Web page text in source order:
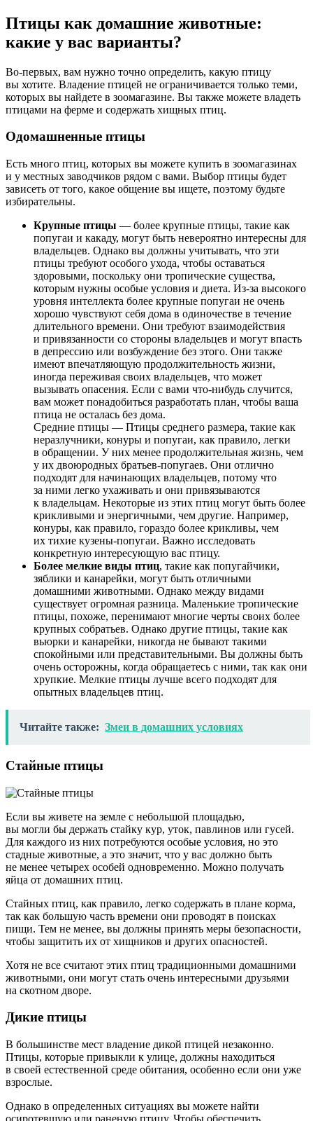
Птицы как домашние животные:
какие у вас варианты?
Во-первых, вам нужно точно определить, какую птицу
вы хотите. Владение птицей не ограничивается только теми,
которых вы найдете в зоомагазине. Вы также можете владеть
птицами на ферме и содержать хищных птиц.
Одомашненные птицы
Есть много птиц, которых вы можете купить в зоомагазинах
и у местных заводчиков рядом с вами. Выбор птицы будет
зависеть от того, какое общение вы ищете, поэтому будьте
избирательны.
Крупные птицы — более крупные птицы, такие как
попугаи и какаду, могут быть невероятно интересны для
владельцев. Однако вы должны учитывать, что эти
птицы требуют особого ухода, чтобы оставаться
здоровыми, поскольку они тропические существа,
которым нужны особые условия и диета. Из-за высокого
уровня интеллекта более крупные попугаи не очень
хорошо чувствуют себя дома в одиночестве в течение
длительного времени. Они требуют взаимодействия
и привязанности со стороны владельцев и могут впасть
в депрессию или возбуждение без этого. Они также
имеют впечатляющую продолжительность жизни,
иногда переживая своих владельцев, что может
вызывать опасения. Если с вами что-нибудь случится,
вам может понадобиться разработать план, чтобы ваша
птица не осталась без дома.
Средние птицы — Птицы среднего размера, такие как
неразлучники, конуры и попугаи, как правило, легки
в обращении. У них менее продолжительная жизнь, чем
у их двоюродных братьев-попугаев. Они отлично
подходят для начинающих владельцев, потому что
за ними легко ухаживать и они привязываются
к владельцам. Некоторые из этих птиц могут быть более
крикливыми и энергичными, чем другие. Например,
конуры, как правило, гораздо более крикливы, чем
их тихие кузены-попугаи. Важно исследовать
конкретную интересующую вас птицу.
Более мелкие виды птиц, такие как попугайчики,
зяблики и канарейки, могут быть отличными
домашними животными. Однако между видами
существует огромная разница. Маленькие тропические
птицы, похоже, перенимают многие черты своих более
крупных собратьев. Однако другие птицы, такие как
вьюрки и канарейки, никогда не бывают такими
спокойными или представительными. Вы должны быть
очень осторожны, когда обращаетесь с ними, так как они
хрупкие. Мелкие птицы лучше всего подходят для
опытных владельцев птиц.
Читайте также: Змеи в домашних условиях
Стайные птицы
Если вы живете на земле с небольшой площадью,
вы могли бы держать стайку кур, уток, павлинов или гусей.
Для каждого из них потребуются особые условия, но это
стадные животные, а это значит, что у вас должно быть
не менее четырех особей одновременно. Можно получать
яйца от домашних птиц.
Стайных птиц, как правило, легко содержать в плане корма,
так как большую часть времени они проводят в поисках
пищи. Тем не менее, вы должны принять меры безопасности,
чтобы защитить их от хищников и других опасностей.
Хотя не все считают этих птиц традиционными домашними
животными, они могут стать очень интересными друзьями
на скотном дворе.
Дикие птицы
В большинстве мест владение дикой птицей незаконно.
Птицы, которые привыкли к улице, должны находиться
в своей естественной среде обитания, особенно если они уже
взрослые.
Однако в определенных ситуациях вы можете найти
осиротевшую или раненую птицу. Чтобы обеспечить